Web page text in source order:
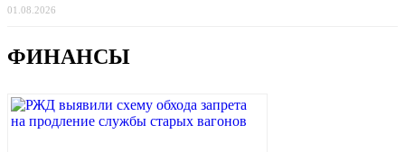
01.08.2026
ФИНАНСЫ